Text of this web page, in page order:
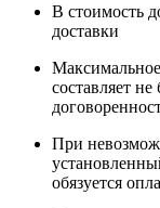
В стоимость
доставки
составляет
При
обязуется